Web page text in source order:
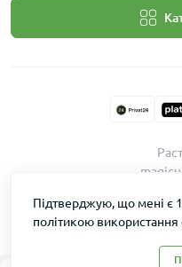
Підтверджую, що мені є
політикою